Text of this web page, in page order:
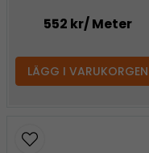
552 kr/ Meter
LÄGG I VARUKORGEN